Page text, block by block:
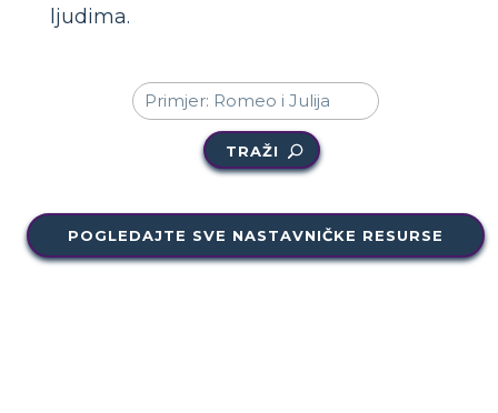
ljudima.
TRAŽI
POGLEDAJTE SVE NASTAVNIČKE RESURSE